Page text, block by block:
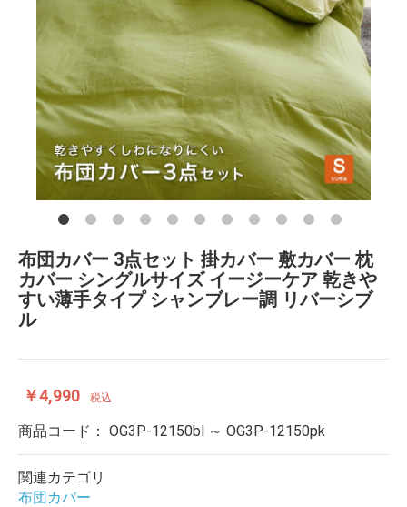
布団カバー 3点セット 掛カバー 敷カバー 枕
カバー シングルサイズ イージーケア 乾きや
すい薄手タイプ シャンブレー調 リバーシブ
ル
￥4,990 税込
商品コード： OG3P-12150bl ～ OG3P-12150pk
関連カテゴリ
布団カバー